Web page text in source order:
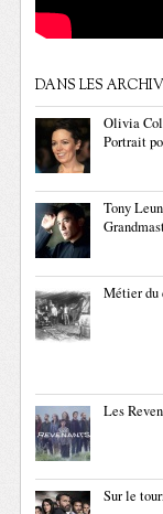
DANS LES
Olivia
Portrait
Tony
Métier du
Les
Sur le